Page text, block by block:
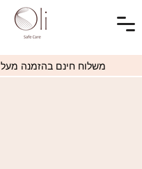
משלוח חינם בהזמנה מעל 250 ש״ח